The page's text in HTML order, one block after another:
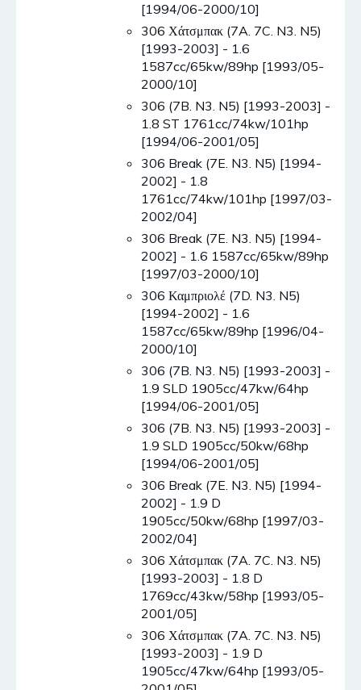
[1994/06-2000/10]
306 Χάτσμπακ (7A. 7C. N3. N5)
[1993-2003] - 1.6
1587cc/65kw/89hp [1993/05-
2000/10]
306 (7B. N3. N5) [1993-2003] -
1.8 ST 1761cc/74kw/101hp
[1994/06-2001/05]
306 Break (7E. N3. N5) [1994-
2002] - 1.8
1761cc/74kw/101hp [1997/03-
2002/04]
306 Break (7E. N3. N5) [1994-
2002] - 1.6 1587cc/65kw/89hp
[1997/03-2000/10]
306 Καμπριολέ (7D. N3. N5)
[1994-2002] - 1.6
1587cc/65kw/89hp [1996/04-
2000/10]
306 (7B. N3. N5) [1993-2003] -
1.9 SLD 1905cc/47kw/64hp
[1994/06-2001/05]
306 (7B. N3. N5) [1993-2003] -
1.9 SLD 1905cc/50kw/68hp
[1994/06-2001/05]
306 Break (7E. N3. N5) [1994-
2002] - 1.9 D
1905cc/50kw/68hp [1997/03-
2002/04]
306 Χάτσμπακ (7A. 7C. N3. N5)
[1993-2003] - 1.8 D
1769cc/43kw/58hp [1993/05-
2001/05]
306 Χάτσμπακ (7A. 7C. N3. N5)
[1993-2003] - 1.9 D
1905cc/47kw/64hp [1993/05-